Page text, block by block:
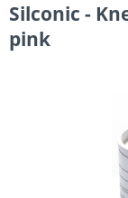
Silconic -
pink